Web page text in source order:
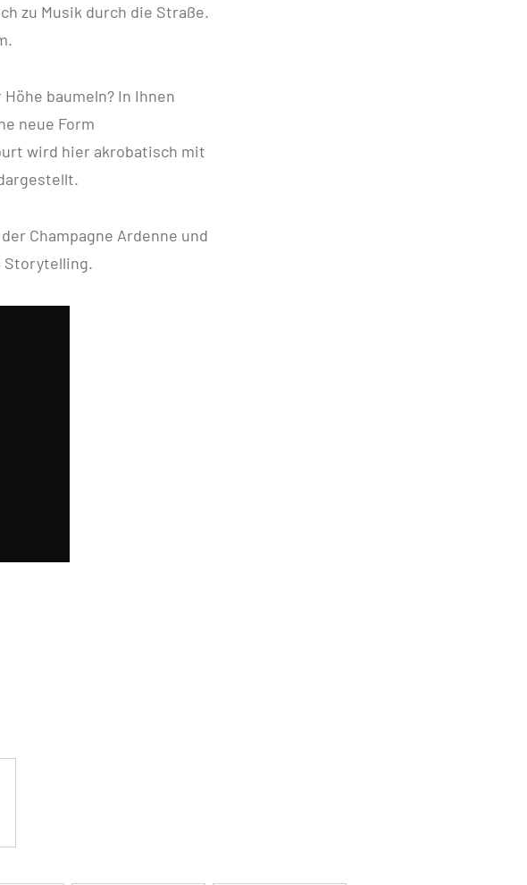
zu Musik durch die Straße.
baumeln? In Ihnen
neue Form
wird hier akrobatisch mit
Champagne Ardenne und
Storytelling.